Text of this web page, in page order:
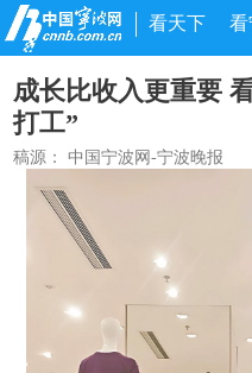
看天下 看
成长比收入更重要
打工”
稿源：中国宁波网-宁波晚报